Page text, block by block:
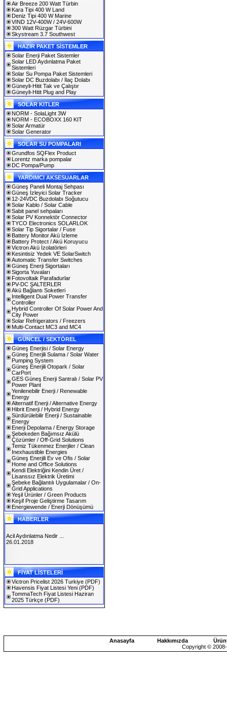
Air Breeze 200 Watt Türbin
Kara Tipi 400 W Land
Deniz Tipi 400 W Marine
VIND 12V-400W / 24V-600W
300 Watt Rüzgar Türbini
Skystream 3.7 Southwest
HAZIR PAKET SİSTEMLER
Solar Enerji Paket Sistemler
Solar LED Aydınlatma Paket
Sistemleri
Solar Su Pompa Paket Sistemleri
Solar DC Buzdolabı / İlaç Dolabı
Güneyli-Hitit Tak ve Çalıştır
Güneyli-Hitit Plug and Play
SOLAR KITLER
NORM - SolaLight 3W
NORM - ECOBOXX 160 KIT
Solar Armatür
Solar Generator
SOLAR SU POMPALARI
Grundfos SQFlex Product
Lorentz marka pompalar
DC Pompa/Pump
YARDIMCI AKSESUARLAR
Güneş Paneli Montaj Sehpası
Güneş İzleyici Solar Tracker
12-24VDC Buzdolabı Soğutucu
Solar Kablo / Solar Cable
Sabit panel sehpaları
Solar PV Konnektör Connector
TYCO Electronics SOLARLOK
Solar Tip Sigortalar / Fuse
Battery Monitor Akü İzleme
Battery Protect / Akü Koruyucu
Victron Akü İzolatörleri
Kesintisiz Yedek VE SolarSwitch
Automatic Transfer Switches
Güneş Enerji Sigortaları
Sigorta Yuvaları
Fotovoltaik Parafadurlar
PV-DC ŞALTERLER
Akü Bağlantı Soketleri
Intelligent Dual Power Transfer
Controller
Hybrid Controller Of Solar Power And
City Power
Solar Refrigerators / Freezers
Multi-Contact MC3 and MC4
GÜNCEL / SEKTÖREL
Güneş Enerjisi / Solar Energy
Güneş Enerjili Sulama / Solar Water
Pumping System
Güneş Enerjili Otopark / Solar
CarPort
GES Güneş Enerji Santralı / Solar PV
Power Plant
Yenilenebilir Enerji / Renewable
Energy
Alternatif Enerji / Alternative Energy
Hibrit Enerji / Hybrid Energy
Sürdürülebilir Enerji / Sustainable
Energy
Enerji Depolama / Energy Storage
Şebekeden Bağımsız Akülü
Çözümler / Off-Grid Solutions
Temiz Tükenmez Enerjiler / Clean
Inexhaustible Energies
Güneş Enerjili Ev ve Ofis / Solar
Home and Office Solutions
Kendi Elektriğini Kendin Üret /
Lisanssız Elektrik Üretimi
Şebeke Bağlantılı Uygulamalar / On-
Grid Applications
Yeşil Ürünler / Green Products
Keşif Proje Geliştirme Tasarım
Energiewende / Enerji Dönüşümü
HABERLER
SOLAREX ISTANBUL 2019
30.01.2019
Acil Aydınlatma Nedir ...
26.01.2018
FİYAT LİSTELERİ
Victron Pricelist 2026 Turkiye (PDF)
Havensis Fiyat Listesi Yeni (PDF)
TommaTech Fiyat Listesi Haziran
2025 Türkçe (PDF)
Anasayfa Hakkımızda
Copyright ©